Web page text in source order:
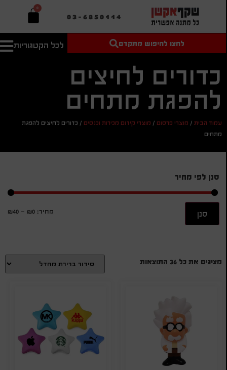
03-6850114
0
לכל הקטגוריות
טקסט חופשי
מחיר מיני'
מחיר מקס'
חיפוש
לחצו לחיפוש מתקדם
כדורים לחיצים
להפגת מתחים
עמוד הבית/ מוצרי פרסום/ מוצרי קידום מכירות וכנסים/ כדורים לחיצים להפגת
מתחים
סנן לפי מחיר
סנן מחיר: ₪0
—
₪40
מציגים את כל ⁦36⁩ התוצאות